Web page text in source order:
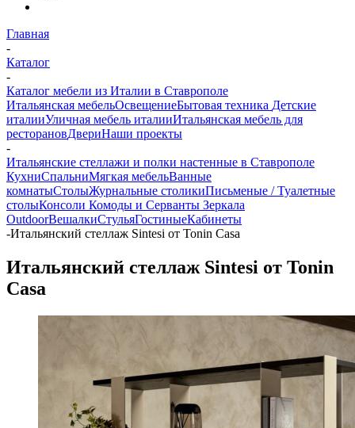
Главная
-
Каталог
-
Каталог мебели из Италии в Ставрополе
Итальянская мебельОсвещениеБытовая техника Детские
италииУличная мебель италииИтальянская мебель для
ресторановДвериНаши проекты
-
Итальянские стеллажи и полки настенные в Ставрополе
КухниСпальниМягкая мебельВанные
комнатыСтолыЖурнальные столикиПисьменые / Туалетные
столыКонсоли Комоды и Серванты Зеркала
OutdoorВешалкиСтульяГостиныеКабинеты
-Итальянский стеллаж Sintesi от Tonin Casa
Итальянский стеллаж Sintesi от Tonin
Casa